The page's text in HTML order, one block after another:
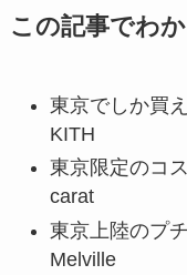
この記事でわ
東京でしか買
KITH
東京限定のコ
carat
東京上陸のプ
Melville